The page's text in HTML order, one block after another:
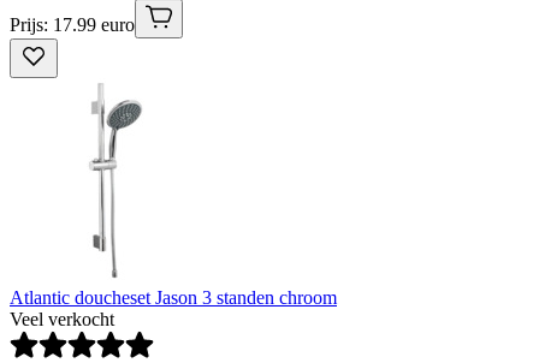
Prijs: 17.99 euro
Atlantic doucheset Jason 3 standen chroom
Veel verkocht